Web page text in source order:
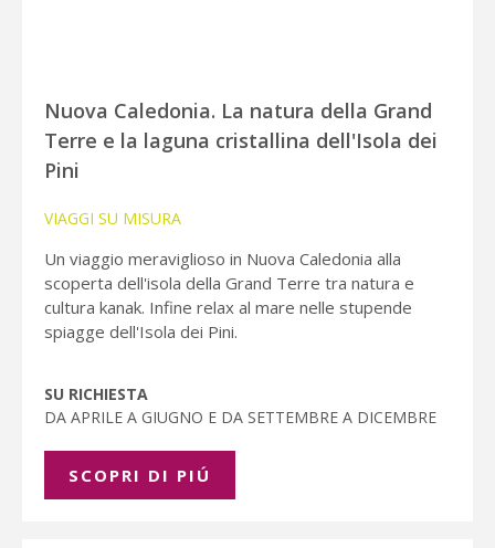
Nuova Caledonia. La natura della Grand
Terre e la laguna cristallina dell'Isola dei
Pini
VIAGGI SU MISURA
Un viaggio meraviglioso in Nuova Caledonia alla
scoperta dell'isola della Grand Terre tra natura e
cultura kanak. Infine relax al mare nelle stupende
spiagge dell'Isola dei Pini.
SU RICHIESTA
DA APRILE A GIUGNO E DA SETTEMBRE A DICEMBRE
SCOPRI DI PIÚ